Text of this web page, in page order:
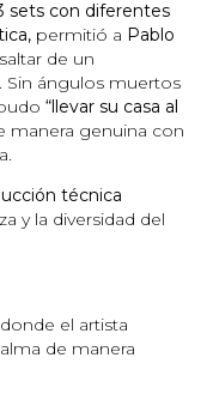
sets con diferentes
permitió a Pablo
de un
Sin ángulos muertos
“llevar su casa al
manera genuina con
técnica
y la diversidad del
, donde el artista
de manera